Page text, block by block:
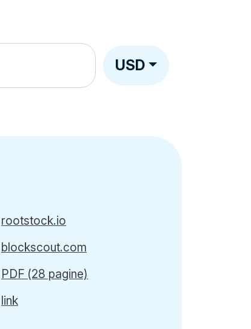
USD
rootstock.io
blockscout.com
PDF (28 pagine)
link